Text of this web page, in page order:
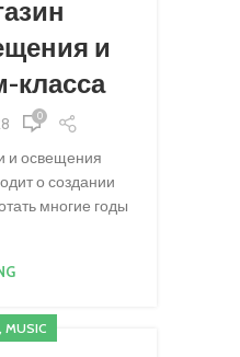
и
класса
0
и освещения
о создании
многие годы
MUSIC